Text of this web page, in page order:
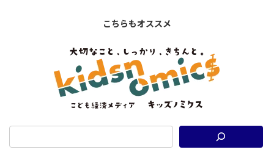
こちらもオススメ